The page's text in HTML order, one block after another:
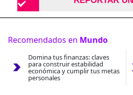
Recomendados en Mundo
Domina tus finanzas: claves
para construir estabilidad
económica y cumplir tus metas
personales